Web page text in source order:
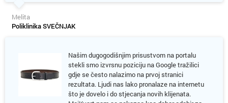
Melita
Poliklinika SVEČNJAK
Našim dugogodišnjim prisustvom na portalu
stekli smo izvrsnu poziciju na Google tražilici
gdje se često nalazimo na prvoj stranici
rezultata. Ljudi nas lako pronalaze na internetu
što je dovelo i do stjecanja novih klijenata.